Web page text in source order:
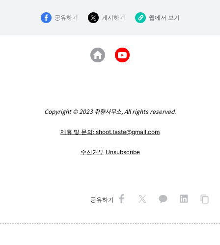
공유하기 게시하기 웹에서 보기
Copyright © 2023 취향사무소, All rights reserved.
제휴 및 문의: shoot.taste@gmail.com
수신거부 Unsubscribe
공유하기